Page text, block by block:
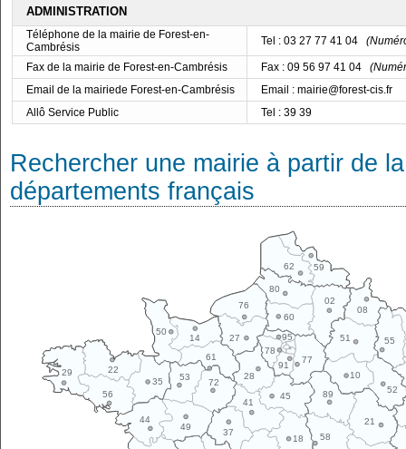
ADMINISTRATION
Téléphone de la mairie de Forest-en-
Cambrésis
Tel : 03 27 77 41 04
Fax de la mairie de Forest-en-Cambrésis Fax : 09 56 97 41 04
Email de la mairiede Forest-en-Cambrésis
Email : mairie@forest-cis.fr
Allô Service Public
Tel : 39 39
Rechercher une mairie à partir de
départements français
10
14
18
21
22
27
28
29
35
37
41
44
45
49
50
51
52
53
55
56
58
59
60
61
62
02
08
72
76
77
78
80
89
91
95